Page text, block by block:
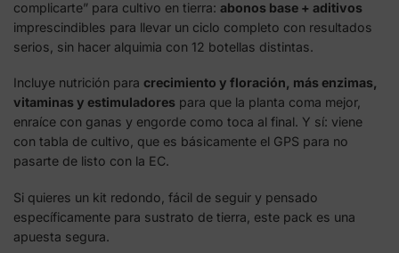
complicarte” para cultivo en tierra: abonos base + aditivos
imprescindibles para llevar un ciclo completo con resultados
serios, sin hacer alquimia con 12 botellas distintas.
Incluye nutrición para crecimiento y floración, más enzimas,
vitaminas y estimuladores para que la planta coma mejor,
enraíce con ganas y engorde como toca al final. Y sí: viene
con tabla de cultivo, que es básicamente el GPS para no
pasarte de listo con la EC.
Si quieres un kit redondo, fácil de seguir y pensado
específicamente para sustrato de tierra, este pack es una
apuesta segura.